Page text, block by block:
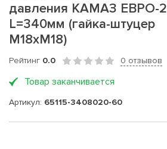
давления КАМАЗ ЕВРО-2
L=340мм (гайка-штуцер
М18хМ18)
Рейтинг 0.0 0 отзывов
Товар заканчивается
Артикул: 65115-3408020-60